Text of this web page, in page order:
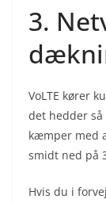
3.
VoLTE kører
det hedder så
kæmper med
smidt ned på
Hvis du i